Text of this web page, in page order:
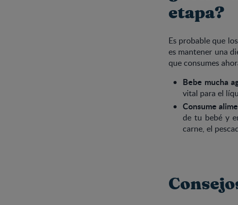
etapa?
Es probable que
es mantener una
que consumes
Bebe mucha
vital para el
Consume
de tu bebé y
carne, el